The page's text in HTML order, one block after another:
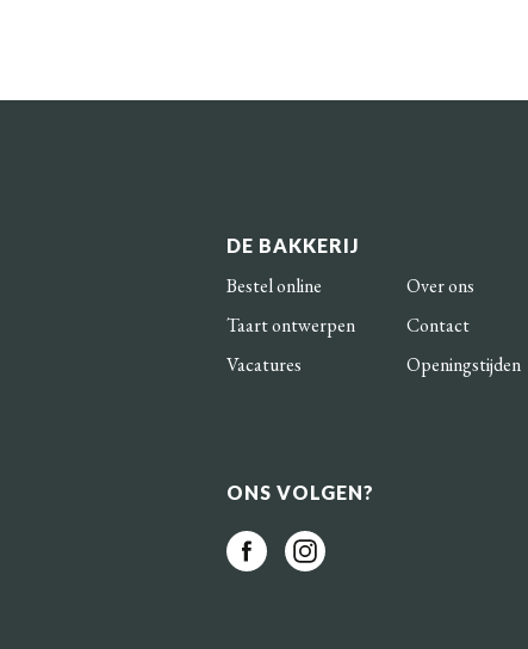
DE BAKKERIJ
Bestel online Over ons
Taart ontwerpen
Contact
Vacatures
Openingstijden
ONS VOLGEN?